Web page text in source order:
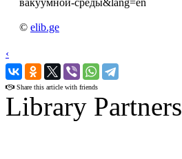
© elib.ge
‹
›
Share this article with friends
Library Partners